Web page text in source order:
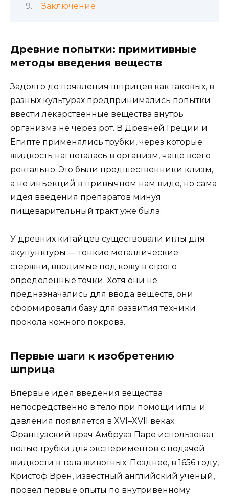
Заключение
Древние попытки: примитивные
методы введения веществ
Задолго до появления шприцев как таковых, в
разных культурах предпринимались попытки
ввести лекарственные вещества внутрь
организма не через рот. В Древней Греции и
Египте применялись трубки, через которые
жидкость нагнеталась в организм, чаще всего
ректально. Это были предшественники клизм,
а не инъекций в привычном нам виде, но сама
идея введения препаратов минуя
пищеварительный тракт уже была.
У древних китайцев существовали иглы для
акупунктуры — тонкие металлические
стержни, вводимые под кожу в строго
определённые точки. Хотя они не
предназначались для ввода веществ, они
сформировали базу для развития техники
прокола кожного покрова.
Первые шаги к изобретению
шприца
Впервые идея введения вещества
непосредственно в тело при помощи иглы и
давления появляется в XVI–XVII веках.
Французский врач Амбруаз Паре использовал
полые трубки для экспериментов с подачей
жидкости в тела животных. Позднее, в 1656 году,
Кристоф Врен, известный английский учёный,
провел первые опыты по внутривенному